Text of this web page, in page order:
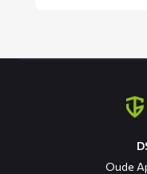
Oude